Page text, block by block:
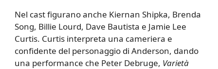
Nel cast figurano anche Kiernan Shipka, Brenda
Song, Billie Lourd, Dave Bautista e Jamie Lee
Curtis. Curtis interpreta una cameriera e
confidente del personaggio di Anderson, dando
una performance che Peter Debruge, Varietà